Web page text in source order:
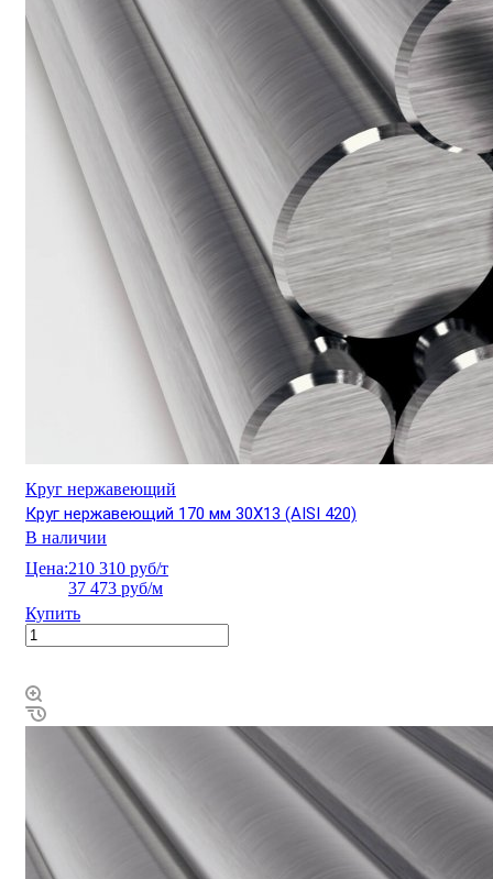
Круг нержавеющий
Круг нержавеющий 170 мм 30Х13 (AISI 420)
В наличии
Цена:210 310 руб/т
37 473 руб/м
Купить